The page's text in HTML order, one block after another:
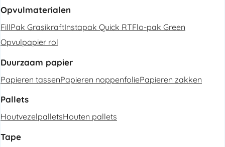
Opvulmaterialen
FillPak GrasikraftInstapak Quick RTFlo-pak Green
Opvulpapier rol
Duurzaam papier
Papieren tassenPapieren noppenfoliePapieren zakken
Pallets
HoutvezelpalletsHouten pallets
Tape